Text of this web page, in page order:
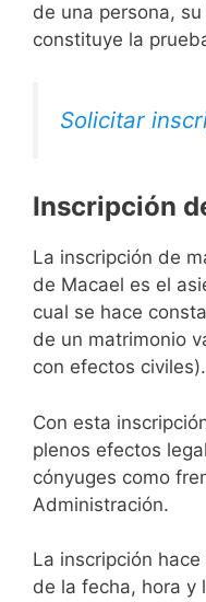
de una persona,
constituye la
Solicitar
Inscripción
La inscripción de
de Macael es el
cual se hace
de un matrimonio
con efectos civiles).
Con esta
plenos efectos
cónyuges como
Administración.
La inscripción
de la fecha, hora y